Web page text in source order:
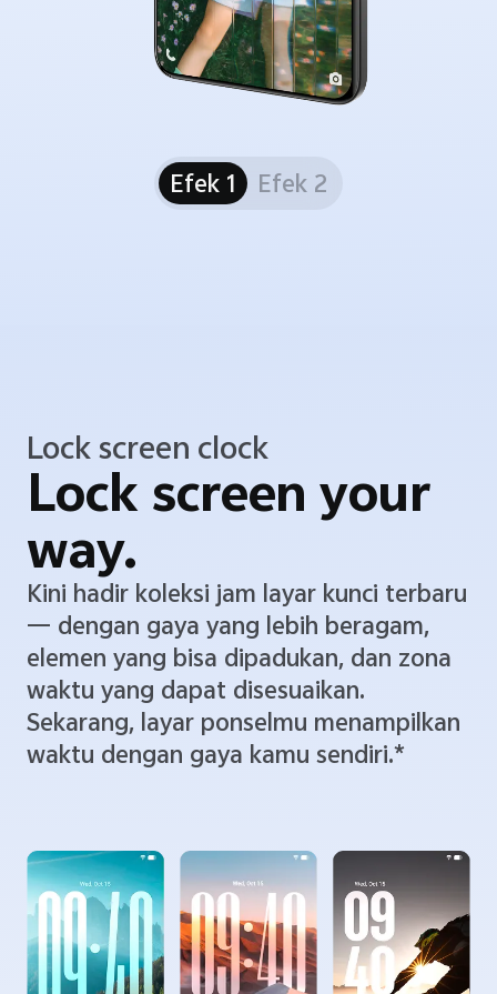
Efek 1 Efek 2
Lock screen clock
Lock screen your
way.
Kini hadir koleksi jam layar kunci terbaru
— dengan gaya yang lebih beragam,
elemen yang bisa dipadukan, dan zona
waktu yang dapat disesuaikan.
Sekarang, layar ponselmu menampilkan
waktu dengan gaya kamu sendiri.*